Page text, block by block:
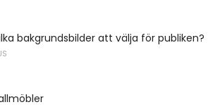
bakgrundsbilder att välja för publiken?